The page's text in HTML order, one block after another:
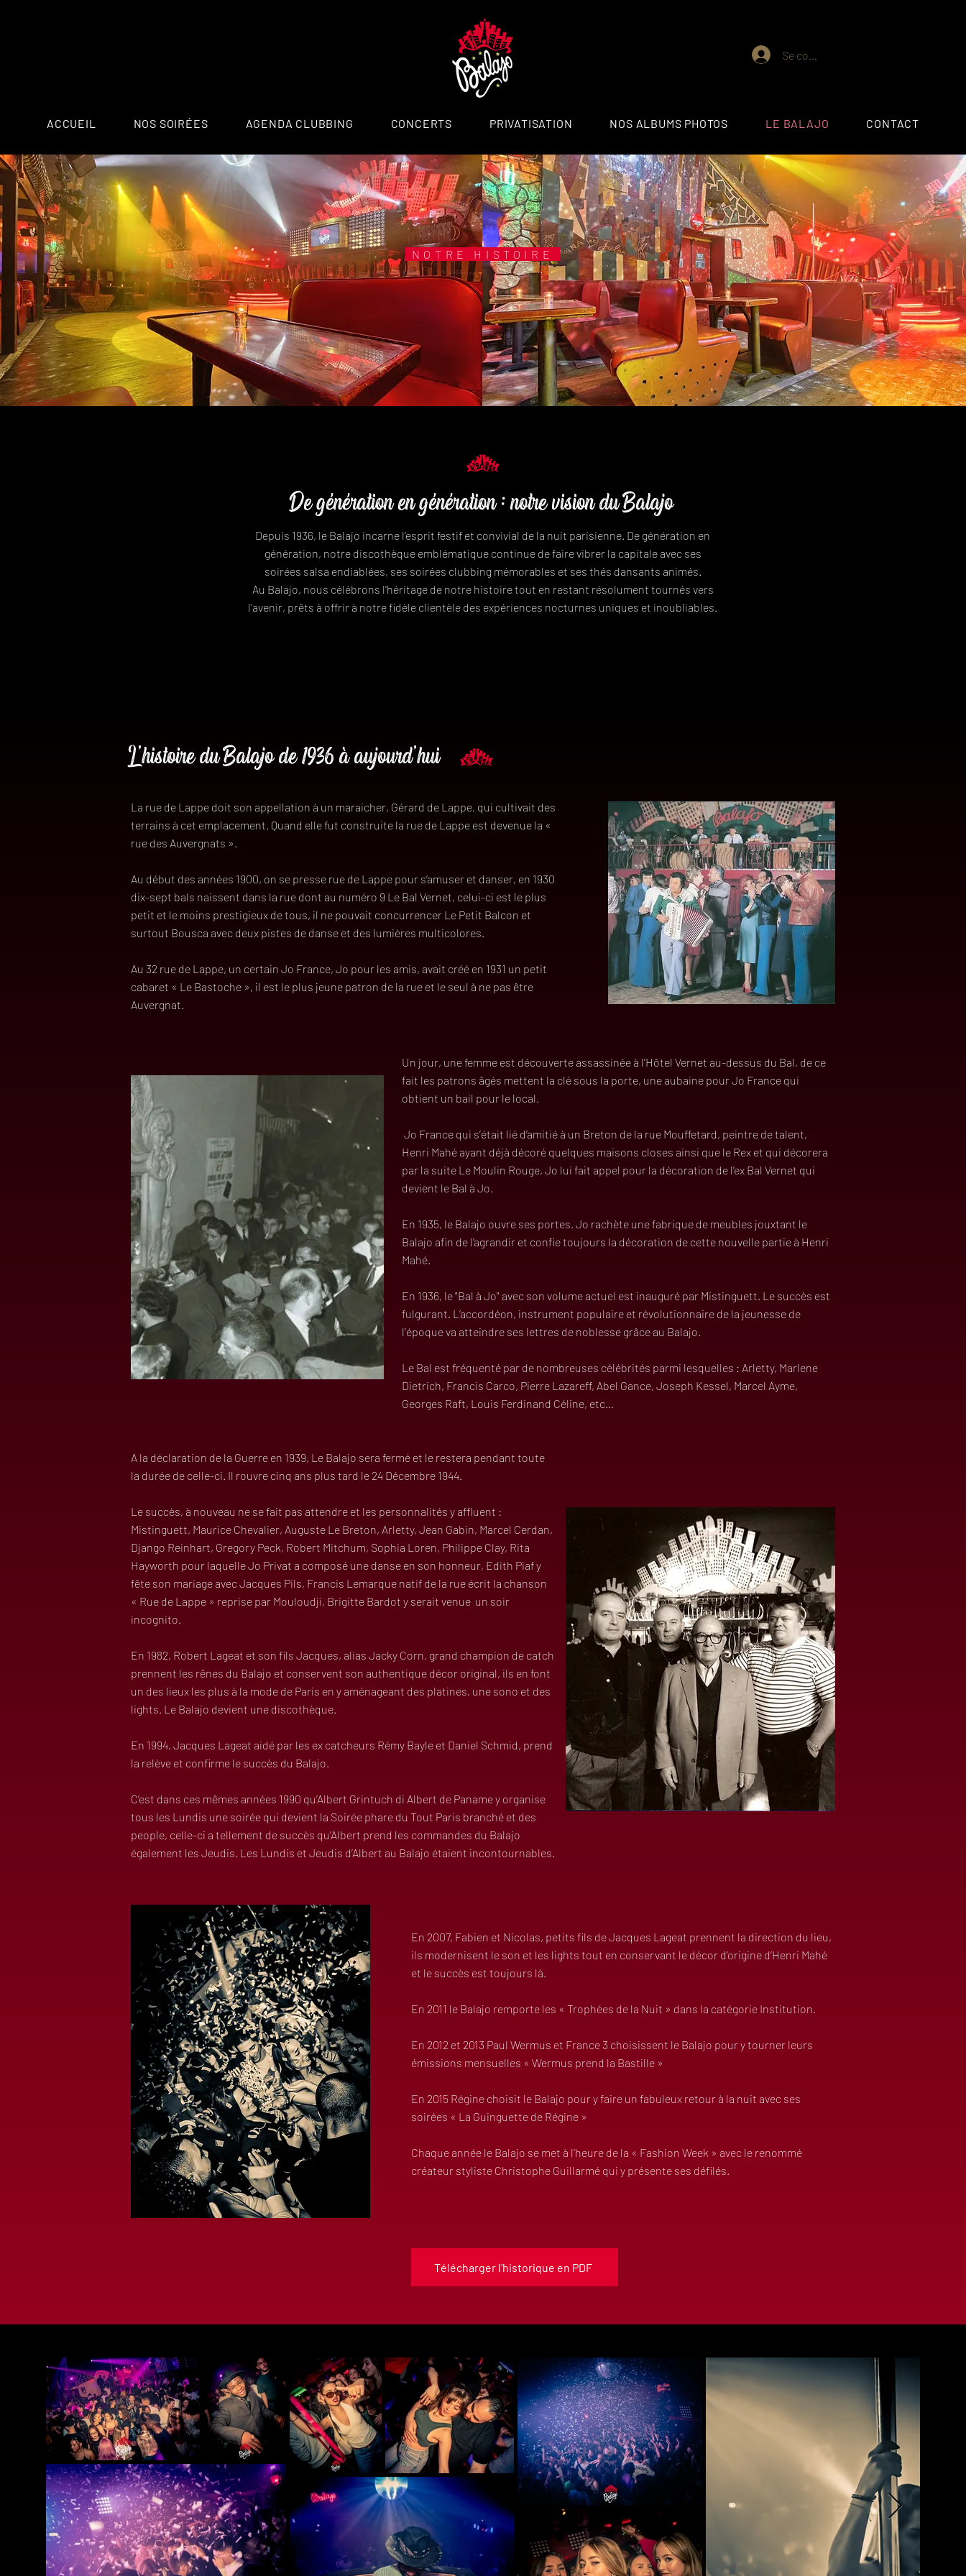
Se connecter
ACCUEIL NOS SOIRÉES AGENDA CLUBBING CONCERTS PRIVATISATION NOS ALBUMS PHOTOS LE BALAJO CONTACT
NOTRE HISTOIRE
De génération en génération : notre vision du Balajo
Depuis 1936, le Balajo incarne l'esprit festif et convivial de la nuit parisienne. De génération en
génération, notre discothèque emblématique continue de faire vibrer la capitale avec ses
soirées salsa endiablées, ses soirées clubbing mémorables et ses thés dansants animés.
Au Balajo, nous célébrons l'héritage de notre histoire tout en restant résolument tournés vers
l'avenir, prêts à offrir à notre fidèle clientèle des expériences nocturnes uniques et inoubliables.
L’histoire du Balajo de 1936 à aujourd’hui
La rue de Lappe doit son appellation à un maraicher, Gérard de Lappe, qui cultivait des
terrains à cet emplacement. Quand elle fut construite la rue de Lappe est devenue la «
rue des Auvergnats ».
Au début des années 1900, on se presse rue de Lappe pour s’amuser et danser, en 1930
dix-sept bals naissent dans la rue dont au numéro 9 Le Bal Vernet, celui-ci est le plus
petit et le moins prestigieux de tous, il ne pouvait concurrencer Le Petit Balcon et
surtout Bousca avec deux pistes de danse et des lumières multicolores.
Au 32 rue de Lappe, un certain Jo France, Jo pour les amis, avait créé en 1931 un petit
cabaret « Le Bastoche », il est le plus jeune patron de la rue et le seul à ne pas être
Auvergnat.
Un jour, une femme est découverte assassinée à l’Hôtel Vernet au-dessus du Bal, de ce
fait les patrons âgés mettent la clé sous la porte, une aubaine pour Jo France qui
obtient un bail pour le local.
Jo France qui s’était lié d’amitié à un Breton de la rue Mouffetard, peintre de talent,
Henri Mahé ayant déjà décoré quelques maisons closes ainsi que le Rex et qui décorera
par la suite Le Moulin Rouge, Jo lui fait appel pour la décoration de l’ex Bal Vernet qui
devient le Bal à Jo.
En 1935, le Balajo ouvre ses portes. Jo rachète une fabrique de meubles jouxtant le
Balajo afin de l’agrandir et confie toujours la décoration de cette nouvelle partie à Henri
Mahé.
En 1936, le "Bal à Jo" avec son volume actuel est inauguré par Mistinguett. Le succès est
fulgurant. L’accordéon, instrument populaire et révolutionnaire de la jeunesse de
l’époque va atteindre ses lettres de noblesse grâce au Balajo.
Le Bal est fréquenté par de nombreuses célébrités parmi lesquelles : Arletty, Marlene
Dietrich, Francis Carco, Pierre Lazareff, Abel Gance, Joseph Kessel, Marcel Ayme,
Georges Raft, Louis Ferdinand Céline, etc…
A la déclaration de la Guerre en 1939, Le Balajo sera fermé et le restera pendant toute
la durée de celle-ci. Il rouvre cinq ans plus tard le 24 Décembre 1944.
Le succès, à nouveau ne se fait pas attendre et les personnalités y affluent :
Mistinguett, Maurice Chevalier, Auguste Le Breton, Arletty, Jean Gabin, Marcel Cerdan,
Django Reinhart, Gregory Peck, Robert Mitchum, Sophia Loren, Philippe Clay, Rita
Hayworth pour laquelle Jo Privat a composé une danse en son honneur, Edith Piaf y
fête son mariage avec Jacques Pils, Francis Lemarque natif de la rue écrit la chanson
« Rue de Lappe » reprise par Mouloudji, Brigitte Bardot y serait venue un soir
incognito.
En 1982, Robert Lageat et son fils Jacques, alias Jacky Corn, grand champion de catch
prennent les rênes du Balajo et conservent son authentique décor original, ils en font
un des lieux les plus à la mode de Paris en y aménageant des platines, une sono et des
lights. Le Balajo devient une discothèque.
En 1994, Jacques Lageat aidé par les ex catcheurs Rémy Bayle et Daniel Schmid, prend
la relève et confirme le succès du Balajo.
C’est dans ces mêmes années 1990 qu’Albert Grintuch di Albert de Paname y organise
tous les Lundis une soirée qui devient la Soirée phare du Tout Paris branché et des
people, celle-ci a tellement de succès qu’Albert prend les commandes du Balajo
également les Jeudis. Les Lundis et Jeudis d’Albert au Balajo étaient incontournables.
En 2007, Fabien et Nicolas, petits fils de Jacques Lageat prennent la direction du lieu,
ils modernisent le son et les lights tout en conservant le décor d’origine d’Henri Mahé
et le succès est toujours là.
En 2011 le Balajo remporte les « Trophées de la Nuit » dans la catégorie Institution.
En 2012 et 2013 Paul Wermus et France 3 choisissent le Balajo pour y tourner leurs
émissions mensuelles « Wermus prend la Bastille »
En 2015 Régine choisit le Balajo pour y faire un fabuleux retour à la nuit avec ses
soirées « La Guinguette de Régine »
Chaque année le Balajo se met à l’heure de la « Fashion Week » avec le renommé
créateur styliste Christophe Guillarmé qui y présente ses défilés.
Télécharger l’historique en PDF